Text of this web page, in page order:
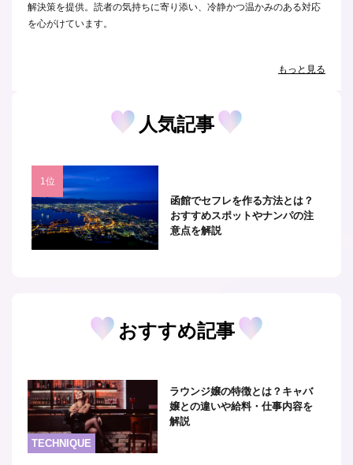
解決策を提供。読者の気持ちに寄り添い、冷静かつ温かみのある対応
を心がけています。
もっと見る
人気記事
函館でセフレを作る方法とは？
おすすめスポットやナンパの注
意点を解説
おすすめ記事
TECHNIQUE
ラウンジ嬢の特徴とは？キャバ
嬢との違いや給料・仕事内容を
解説